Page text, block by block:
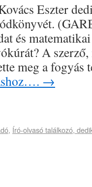
Eszter
és
A
meg a
→
, Író-olvasó találkozó,